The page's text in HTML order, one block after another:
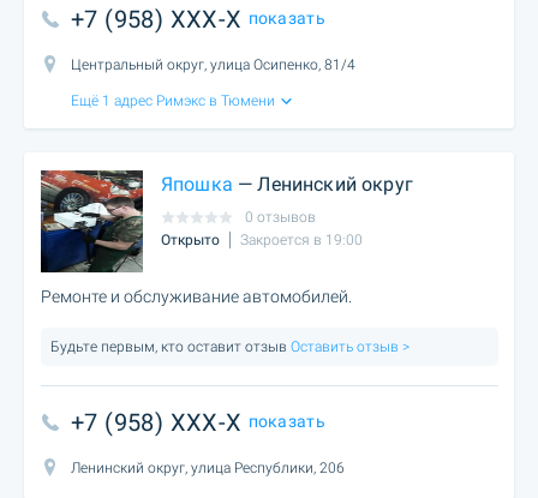
+7 (958) XXX-X показать
Центральный округ, улица Осипенко, 81/4
Ещё 1 адрес Римэкс в Тюмени
Япошка — Ленинский округ
0 отзывов
Открыто
Закроется в 19:00
Ремонте и обслуживание автомобилей.
Будьте первым, кто оставит отзыв Оставить отзыв >
+7 (958) XXX-X показать
Ленинский округ, улица Республики, 206